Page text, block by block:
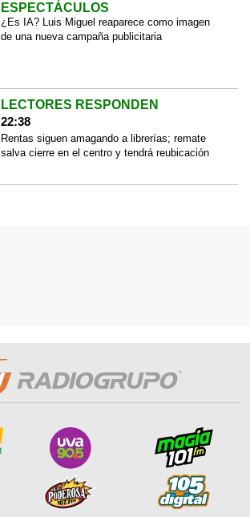
ESPECTÁCULOS
¿Es IA? Luis Miguel reaparece como imagen
de una nueva campaña publicitaria
LECTORES RESPONDEN
22:38
Rentas siguen amagando a librerías; remate
salva cierre en el centro y tendrá reubicación